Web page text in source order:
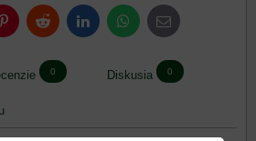
PinterestReddit LinkedInWhatsApp
E-
mail
0 Diskusia 0